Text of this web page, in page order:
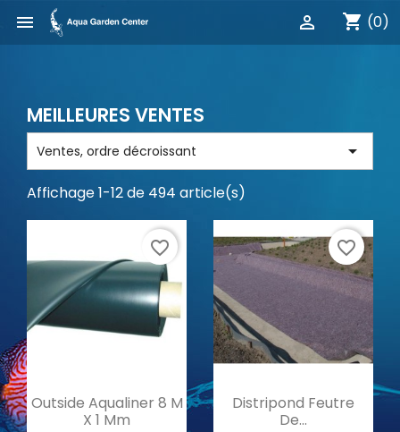
 shopping_cart (0)

MEILLEURES VENTES
Ventes, ordre décroissant 
Affichage 1-12 de 494 article(s)
Aperçu rapide
Outside Aqualiner 8 M
X 1 Mm
favorite_border
Aperçu rapide
Distripond Feutre
De...
favorite_border